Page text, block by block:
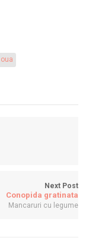
oua
Next Post
Conopida gratinata
Mancaruri cu legume